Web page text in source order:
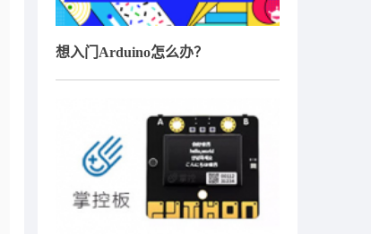
想入门Arduino怎么办？